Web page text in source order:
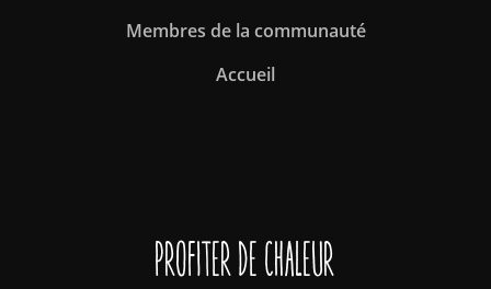
Membres de la communauté
Accueil
Profiter de Chaleur